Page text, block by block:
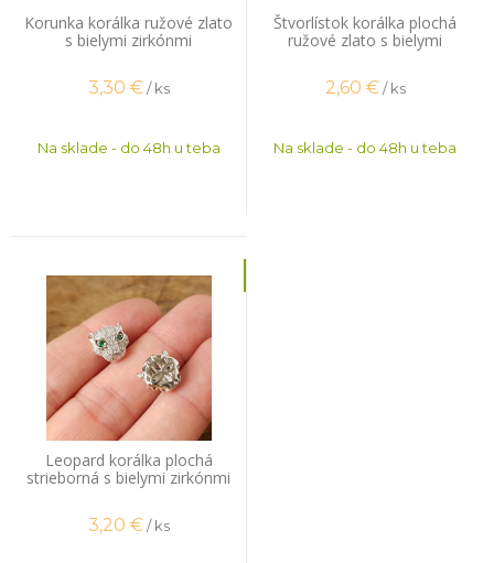
Korunka korálka ružové zlato
s bielymi zirkónmi
3,30 € / ks
Na sklade - do 48h u teba
Štvorlístok korálka plochá
ružové zlato s bielymi
2,60 € / ks
Na sklade - do 48h u teba
Leopard korálka plochá
strieborná s bielymi zirkónmi
3,20 € / ks